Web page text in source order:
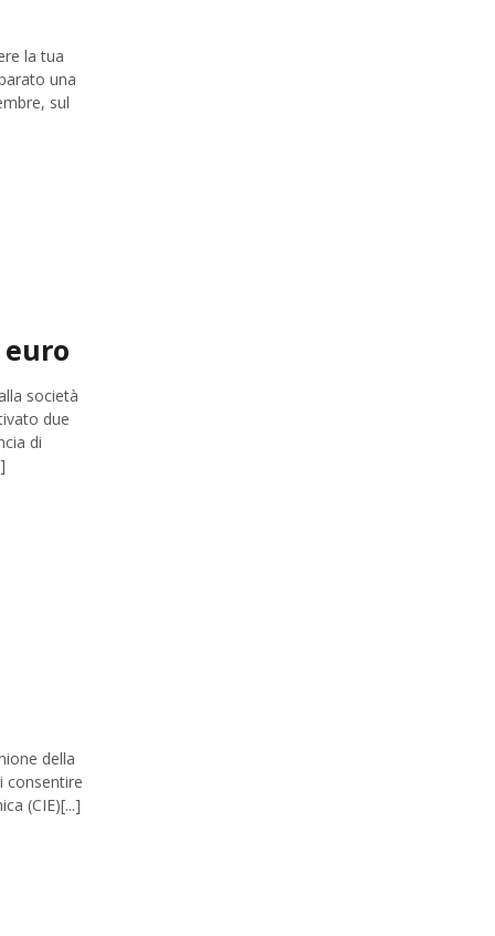
la tua
una
sul
società
due
di
della
consentire
(CIE)[...]